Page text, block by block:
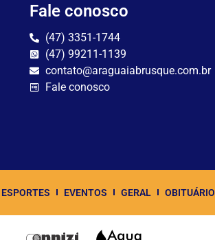
Fale conosco
(47) 3351-1744
(47) 99211-1139
contato@araguaiabrusque.com.br
Fale conosco
ESPORTES EVENTOS GERAL OBITUÁRIO